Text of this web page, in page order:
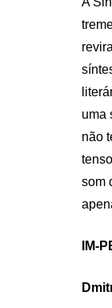
uma
não
som
IM-